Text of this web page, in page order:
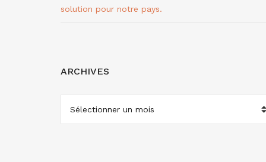
solution pour notre pays.
ARCHIVES
ARCHIVES